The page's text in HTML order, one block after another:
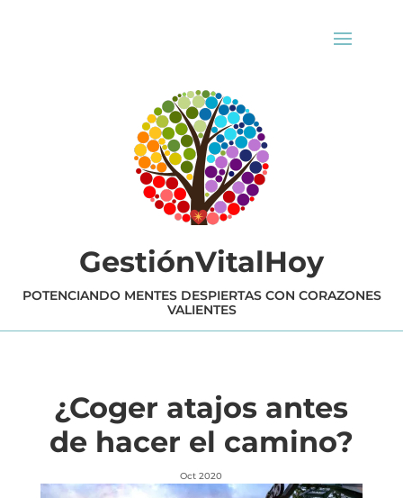
GestiónVitalHoy
POTENCIANDO MENTES DESPIERTAS CON CORAZONES
VALIENTES
¿Coger atajos antes
de hacer el camino?
Oct 2020